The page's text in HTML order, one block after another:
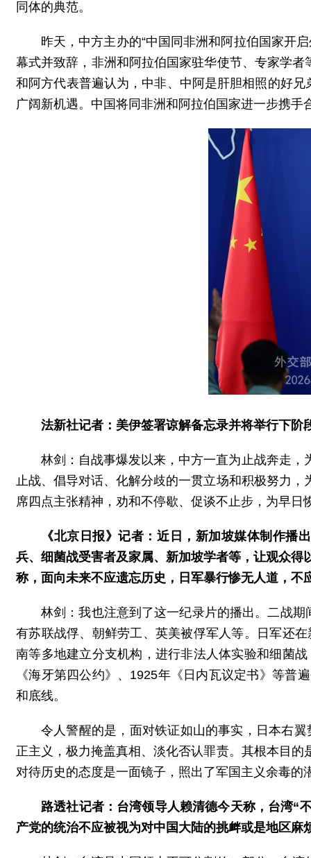
同体的典范。
昨天，中方主办的“中国同非洲和阿拉伯国家开
幕式并致辞，非洲和阿拉伯国家驻华使节、专家学
和阿方代表普遍认为，中非、中阿是肝胆相照的好
广阔新机遇。中国将同非洲和阿拉伯国家进一步携
法新社记者：美伊签署谅解备忘录并将举行下
林剑：自战事爆发以来，中方一直为止战奔走
止战、倡导对话、化解分歧的一贯立场和积极努力
席四点主张精神，劝和不停歇、促谈不止步，为早
《北京日报》记者：近日，新加坡媒体制作
兵、细菌战受害者及家属、新加坡学者等，让观众
称，面向未来不应遗忘历史，日军暴行惨无人道，
林剑：我也注意到了这一纪录片的播出。二战
有苏联战俘、朝鲜劳工、英美被俘军人等。日军还
南等多地建立分支机构，进行非法人体实验和细菌
《海牙第四公约》、1925年《日内瓦议定书》等
和底线。
令人警醒的是，面对铁证如山的事实，日本右
正主义，极力掩盖真相、淡化否认罪责。其根本目
对待历史的态度是一面镜子，照出了军国主义余毒的
路透社记者：台湾领导人赖清德今天称，台湾“
产党的统治不应被视为对中国大陆的挑衅或是地区